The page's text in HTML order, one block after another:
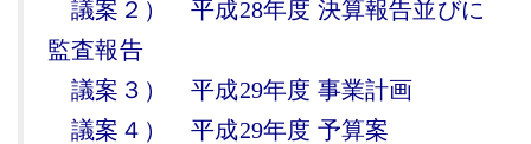
議案２） 平成28年度 決算報告並びに
監査報告
議案３） 平成29年度 事業計画
議案４） 平成29年度 予算案